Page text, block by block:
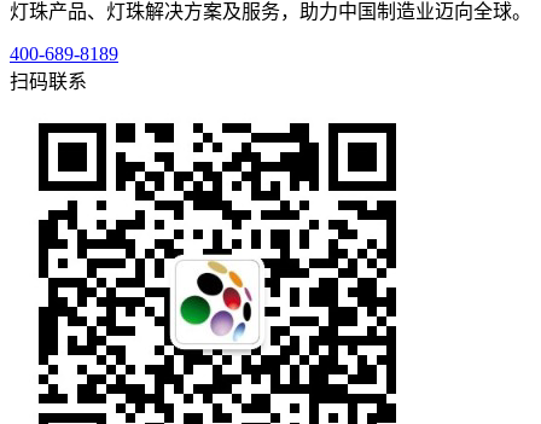
灯珠产品、灯珠解决方案及服务，助力中国制造业迈向全球。
400-689-8189
扫码联系